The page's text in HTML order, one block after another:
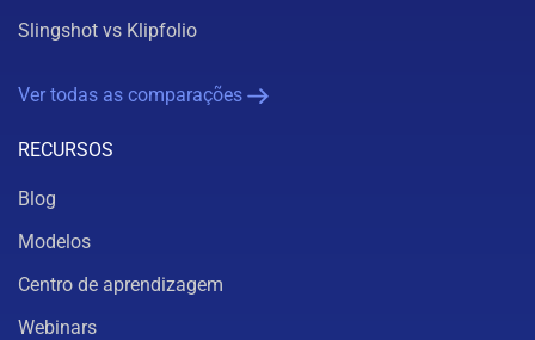
Slingshot vs Klipfolio
Ver todas as comparações
RECURSOS
Blog
Modelos
Centro de aprendizagem
Webinars